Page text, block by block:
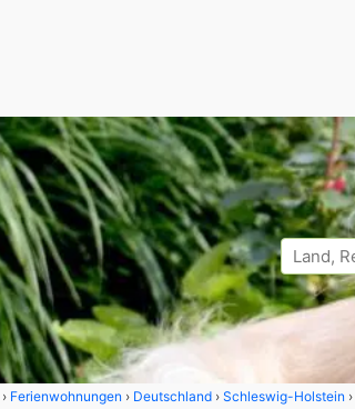
Ferienwohnungen Deutschland Schleswig-Holstein